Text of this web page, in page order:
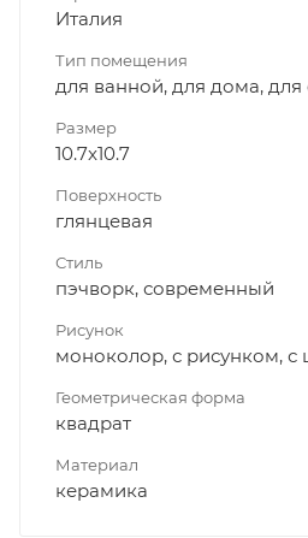
Италия
Тип помещения
для ванной, для дома, для
Размер
10.7x10.7
Поверхность
глянцевая
Стиль
пэчворк, современный
Рисунок
моноколор, с рисунком, с
Геометрическая форма
квадрат
Материал
керамика